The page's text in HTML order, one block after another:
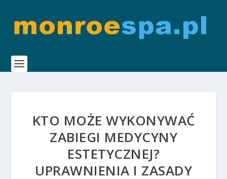
KTO MOŻE WYKONYWAĆ
ZABIEGI MEDYCYNY
ESTETYCZNEJ?
UPRAWNIENIA I ZASADY